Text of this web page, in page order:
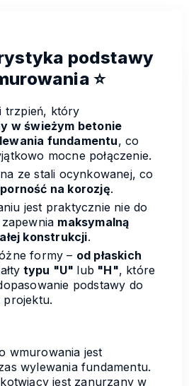
podstawy
⭐️
trzpień, który
w świeżym betonie
fundamentu, co
mocne połączenie.
ze stali ocynkowanej, co
na korozję.
jest praktycznie nie do
maksymalną
konstrukcji.
formy – od płaskich
typu "U" lub "H", które
podstawy do
projektu.
wmurowania jest
wylewania fundamentu.
jest zanurzany w